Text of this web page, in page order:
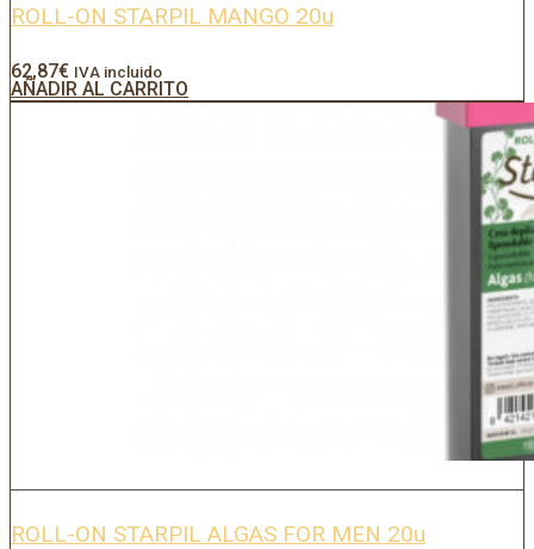
ROLL-ON STARPIL MANGO 20u
62,87€ IVA incluido
AÑADIR AL CARRITO
ROLL-ON STARPIL ALGAS FOR MEN 20u